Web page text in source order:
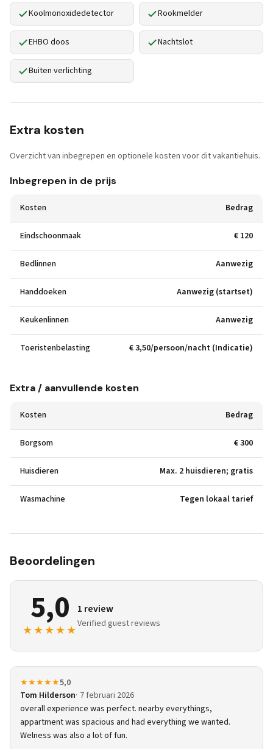
Koolmonoxidedetector Rookmelder
EHBO doos Nachtslot
Buiten verlichting
Extra kosten
Overzicht van inbegrepen en optionele kosten voor dit vakantiehuis.
Inbegrepen in de prijs
Kosten Bedrag
Eindschoonmaak € 120
Bedlinnen Aanwezig
Handdoeken Aanwezig (startset)
Keukenlinnen Aanwezig
Toeristenbelasting € 3,50/persoon/nacht (Indicatie)
Extra / aanvullende kosten
Kosten Bedrag
Borgsom € 300
Huisdieren Max. 2 huisdieren; gratis
Wasmachine Tegen lokaal tarief
Beoordelingen
5,0
★★★★★
1 review
Verified guest reviews
★★★★★5,0
Tom Hilderson 7 februari 2026
overall experience was perfect. nearby everythings,
appartment was spacious and had everything we wanted.
Welness was also a lot of fun.